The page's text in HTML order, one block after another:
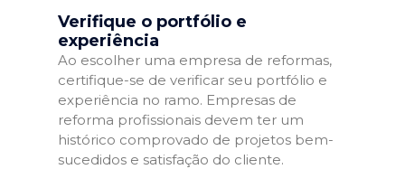
Verifique o portfólio e
experiência
Ao escolher uma empresa de reformas,
certifique-se de verificar seu portfólio e
experiência no ramo. Empresas de
reforma profissionais devem ter um
histórico comprovado de projetos bem-
sucedidos e satisfação do cliente.